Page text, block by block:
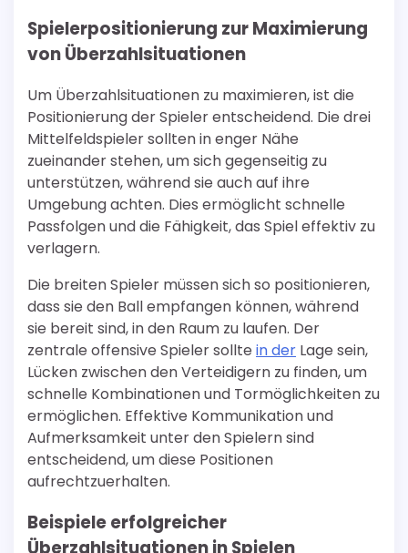
Spielerpositionierung zur Maximierung
von Überzahlsituationen
Um Überzahlsituationen zu maximieren, ist die
Positionierung der Spieler entscheidend. Die drei
Mittelfeldspieler sollten in enger Nähe
zueinander stehen, um sich gegenseitig zu
unterstützen, während sie auch auf ihre
Umgebung achten. Dies ermöglicht schnelle
Passfolgen und die Fähigkeit, das Spiel effektiv zu
verlagern.
Die breiten Spieler müssen sich so positionieren,
dass sie den Ball empfangen können, während
sie bereit sind, in den Raum zu laufen. Der
zentrale offensive Spieler sollte in der Lage sein,
Lücken zwischen den Verteidigern zu finden, um
schnelle Kombinationen und Tormöglichkeiten zu
ermöglichen. Effektive Kommunikation und
Aufmerksamkeit unter den Spielern sind
entscheidend, um diese Positionen
aufrechtzuerhalten.
Beispiele erfolgreicher
Überzahlsituationen in Spielen